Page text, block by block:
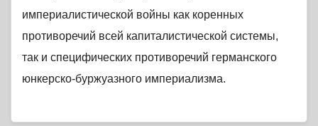
империалистической войны как коренных
противоречий всей капиталистической системы,
так и специфических противоречий германского
юнкерско-буржуазного империализма.